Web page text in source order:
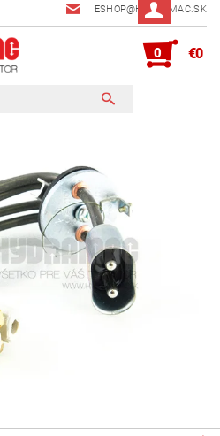
ESHOP@HYDRAMAC.SK
0 €0